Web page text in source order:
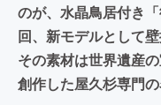
のが、水晶鳥居付き
回、新モデルとして
その素材は世界遺産
創作した屋久杉専門